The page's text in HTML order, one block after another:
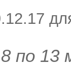
по 13